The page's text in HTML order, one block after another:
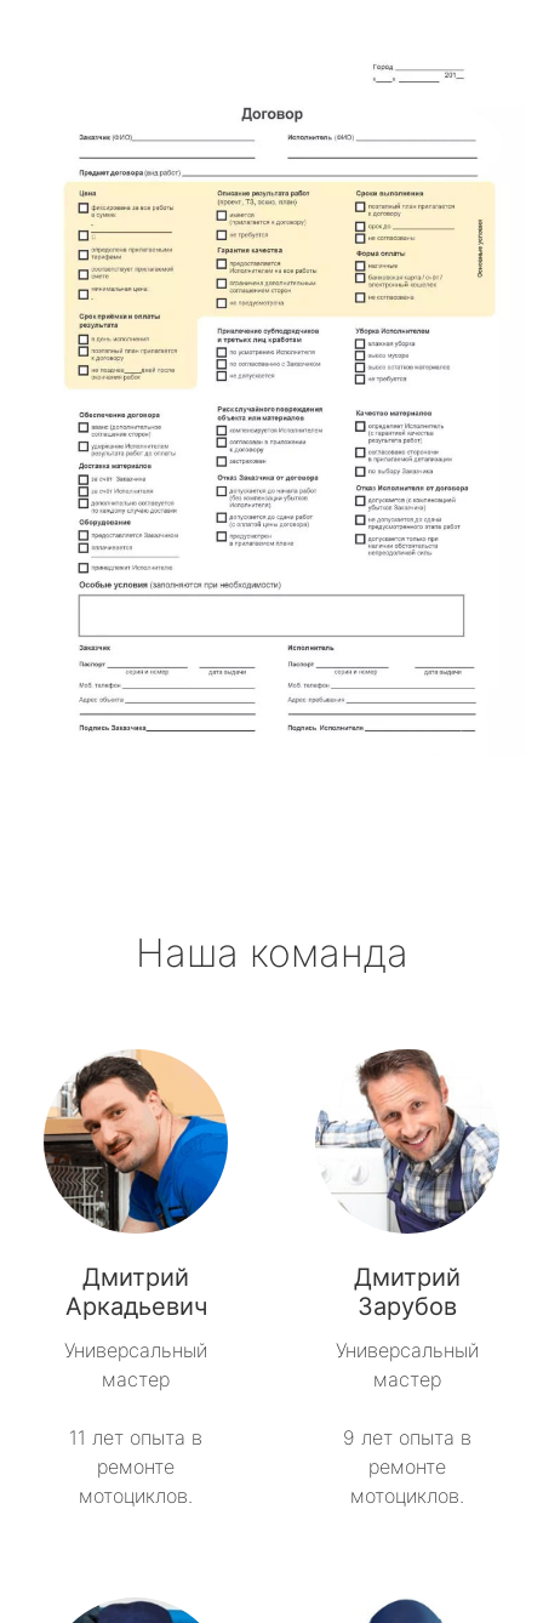
Наша команда
Дмитрий
Аркадьевич
Универсальный
мастер
11 лет опыта в
ремонте
мотоциклов.
Дмитрий
Зарубов
Универсальный
мастер
9 лет опыта в
ремонте
мотоциклов.